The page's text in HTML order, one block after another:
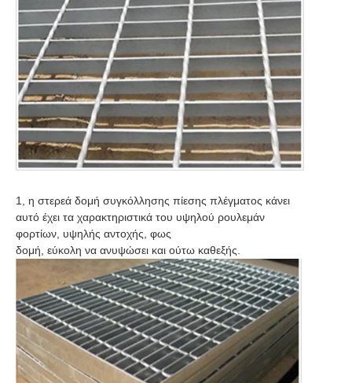
1, η στερεά δομή συγκόλλησης πίεσης πλέγματος κάνει
αυτό έχει τα χαρακτηριστικά του υψηλού ρουλεμάν
φορτίων, υψηλής αντοχής, φως
δομή, εύκολη να ανυψώσει και ούτω καθεξής.